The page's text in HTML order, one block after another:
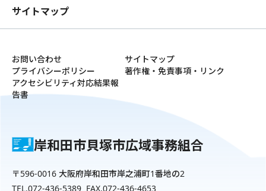
サイトマップ
お問い合わせ
サイトマップ
プライバシーポリシー
著作権・免責事項・リンク
アクセシビリティ対応結果報
告書
岸和田市貝塚市広域事務組合
〒596-0016 大阪府岸和田市岸之浦町1番地の2
TEL.072-436-5389 FAX.072-436-4653